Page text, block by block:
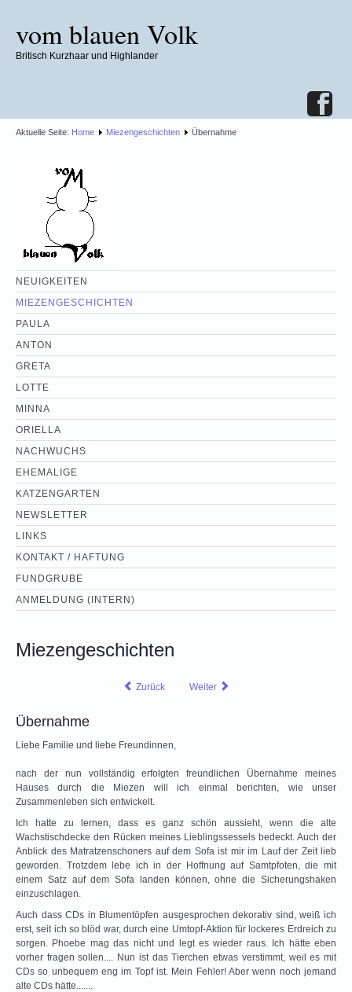
vom blauen Volk
Britisch Kurzhaar und Highlander
Aktuelle Seite: Home Miezengeschichten Übernahme
NEUIGKEITEN
MIEZENGESCHICHTEN
PAULA
ANTON
GRETA
LOTTE
MINNA
ORIELLA
NACHWUCHS
EHEMALIGE
KATZENGARTEN
NEWSLETTER
LINKS
KONTAKT / HAFTUNG
FUNDGRUBE
ANMELDUNG (INTERN)
Miezengeschichten
Zurück Weiter
Übernahme
Liebe Familie und liebe Freundinnen,
nach der nun vollständig erfolgten freundlichen Übernahme meines
Hauses durch die Miezen will ich einmal berichten, wie unser
Zusammenleben sich entwickelt.
Ich hatte zu lernen, dass es ganz schön aussieht, wenn die alte
Wachstischdecke den Rücken meines Lieblingssessels bedeckt. Auch der
Anblick des Matratzenschoners auf dem Sofa ist mir im Lauf der Zeit lieb
geworden. Trotzdem lebe ich in der Hoffnung auf Samtpfoten, die mit
einem Satz auf dem Sofa landen können, ohne die Sicherungshaken
einzuschlagen.
Auch dass CDs in Blumentöpfen ausgesprochen dekorativ sind, weiß ich
erst, seit ich so blöd war, durch eine Umtopf-Aktion für lockeres Erdreich zu
sorgen. Phoebe mag das nicht und legt es wieder raus. Ich hätte eben
vorher fragen sollen.... Nun ist das Tierchen etwas verstimmt, weil es mit
CDs so unbequem eng im Topf ist. Mein Fehler! Aber wenn noch jemand
alte CDs hätte.......